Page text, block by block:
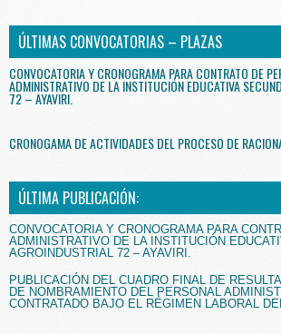
ÚLTIMAS CONVOCATORIAS – PLAZAS
CONVOCATORIA Y CRONOGRAMA PARA CONTRATO DE
ADMINISTRATIVO DE LA INSTITUCIÓN EDUCATIVA
72 – AYAVIRI.
CRONOGAMA DE ACTIVIDADES DEL PROCESO DE
ÚLTIMA PUBLICACIÓN:
CONVOCATORIA Y CRONOGRAMA PARA
ADMINISTRATIVO DE LA INSTITUCIÓN
AGROINDUSTRIAL 72 – AYAVIRI.
PUBLICACIÓN DEL CUADRO FINAL DE
DE NOMBRAMIENTO DEL PERSONAL
CONTRATADO BAJO EL RÉGIMEN LABORAL